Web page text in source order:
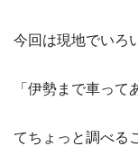
今回は現地でいろ
「伊勢まで車って
てちょっと調べる